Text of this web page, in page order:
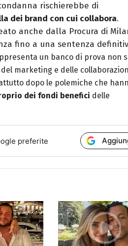
rischierebbe di
dei brand con cui collabora.
anche dalla Procura di
fino a una sentenza
un banco di prova non
marketing e delle
dopo le polemiche che
dei fondi benefici delle
preferite